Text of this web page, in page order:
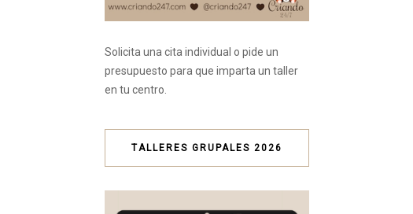
Solicita una cita individual o pide un
presupuesto para que imparta un taller
en tu centro.
TALLERES GRUPALES 2026